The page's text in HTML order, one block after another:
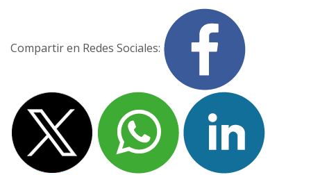
Compartir en Redes Sociales: